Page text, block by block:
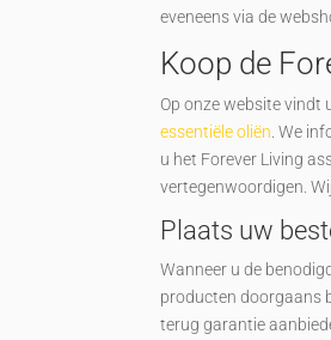
eveneens via de
Koop de
Op onze website vindt
essentiële oliën . We
u het Forever Living
vertegenwoordigen.
Plaats uw
Wanneer u de
producten doorgaans
terug garantie